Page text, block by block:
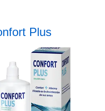
Plus